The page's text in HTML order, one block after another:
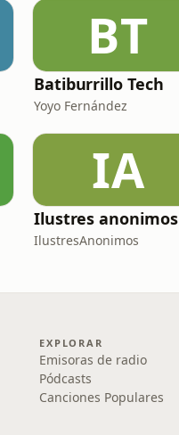
BT
Batiburrillo Tech
Yoyo Fernández
IA
Ilustres anonimos
IlustresAnonimos
EXPLORAR
Emisoras de radio
Pódcasts
Canciones Populares